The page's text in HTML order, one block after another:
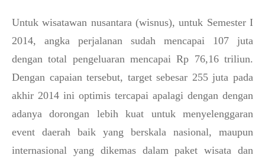
Untuk wisatawan nusantara (wisnus), untuk Semester I
2014, angka perjalanan sudah mencapai 107 juta
dengan total pengeluaran mencapai Rp 76,16 triliun.
Dengan capaian tersebut, target sebesar 255 juta pada
akhir 2014 ini optimis tercapai apalagi dengan dengan
adanya dorongan lebih kuat untuk menyelenggaran
event daerah baik yang berskala nasional, maupun
internasional yang dikemas dalam paket wisata dan